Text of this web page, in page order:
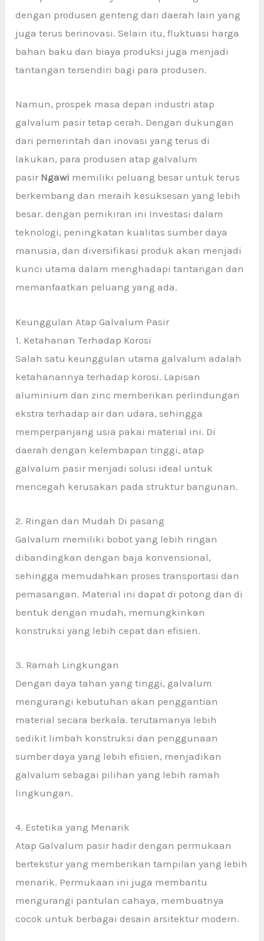
dengan produsen genteng dari daerah lain yang
juga terus berinovasi. Selain itu, fluktuasi harga
bahan baku dan biaya produksi juga menjadi
tantangan tersendiri bagi para produsen.
Namun, prospek masa depan industri atap
galvalum pasir tetap cerah. Dengan dukungan
dari pemerintah dan inovasi yang terus di
lakukan, para produsen atap galvalum
pasir Ngawi memiliki peluang besar untuk terus
berkembang dan meraih kesuksesan yang lebih
besar. dengan pemikiran ini Investasi dalam
teknologi, peningkatan kualitas sumber daya
manusia, dan diversifikasi produk akan menjadi
kunci utama dalam menghadapi tantangan dan
memanfaatkan peluang yang ada.
Keunggulan Atap Galvalum Pasir
1. Ketahanan Terhadap Korosi
Salah satu keunggulan utama galvalum adalah
ketahanannya terhadap korosi. Lapisan
aluminium dan zinc memberikan perlindungan
ekstra terhadap air dan udara, sehingga
memperpanjang usia pakai material ini. Di
daerah dengan kelembapan tinggi, atap
galvalum pasir menjadi solusi ideal untuk
mencegah kerusakan pada struktur bangunan.
2. Ringan dan Mudah Di pasang
Galvalum memiliki bobot yang lebih ringan
dibandingkan dengan baja konvensional,
sehingga memudahkan proses transportasi dan
pemasangan. Material ini dapat di potong dan di
bentuk dengan mudah, memungkinkan
konstruksi yang lebih cepat dan efisien.
3. Ramah Lingkungan
Dengan daya tahan yang tinggi, galvalum
mengurangi kebutuhan akan penggantian
material secara berkala. terutamanya lebih
sedikit limbah konstruksi dan penggunaan
sumber daya yang lebih efisien, menjadikan
galvalum sebagai pilihan yang lebih ramah
lingkungan.
4. Estetika yang Menarik
Atap Galvalum pasir hadir dengan permukaan
bertekstur yang memberikan tampilan yang lebih
menarik. Permukaan ini juga membantu
mengurangi pantulan cahaya, membuatnya
cocok untuk berbagai desain arsitektur modern.